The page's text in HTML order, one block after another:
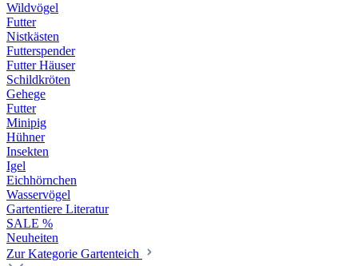
Wildvögel
Futter
Nistkästen
Futterspender
Futter Häuser
Schildkröten
Gehege
Futter
Minipig
Hühner
Insekten
Igel
Eichhörnchen
Wasservögel
Gartentiere Literatur
SALE %
Neuheiten
Zur Kategorie Gartenteich